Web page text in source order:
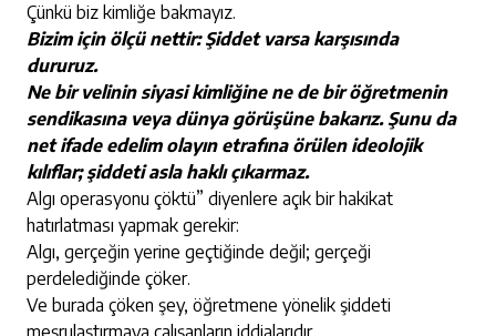
Çünkü biz kimliğe bakmayız.
Bizim için ölçü nettir: Şiddet varsa karşısında
dururuz.
Ne bir velinin siyasi kimliğine ne de bir öğretmenin
sendikasına veya dünya görüşüne bakarız. Şunu da
net ifade edelim olayın etrafına örülen ideolojik
kılıflar; şiddeti asla haklı çıkarmaz.
Algı operasyonu çöktü” diyenlere açık bir hakikat
hatırlatması yapmak gerekir:
Algı, gerçeğin yerine geçtiğinde değil; gerçeği
perdelediğinde çöker.
Ve burada çöken şey, öğretmene yönelik şiddeti
meşrulaştırmaya çalışanların iddialarıdır.